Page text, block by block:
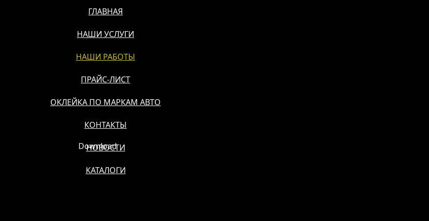
ГЛАВНАЯ
НАШИ УСЛУГИ
НАШИ РАБОТЫ
ПРАЙС-ЛИСТ
ОКЛЕЙКА ПО МАРКАМ АВТО
КОНТАКТЫ
НОВОСТИ
КАТАЛОГИ
Download